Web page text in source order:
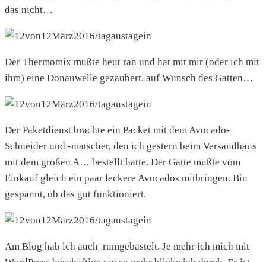
das nicht…
Der Thermomix mußte heut ran und hat mit mir (oder ich mit
ihm) eine Donauwelle gezaubert, auf Wunsch des Gatten…
Der Paketdienst brachte ein Packet mit dem Avocado-
Schneider und -matscher, den ich gestern beim Versandhaus
mit dem großen A… bestellt hatte. Der Gatte mußte vom
Einkauf gleich ein paar leckere Avocados mitbringen. Bin
gespannt, ob das gut funktioniert.
Am Blog hab ich auch rumgebastelt. Je mehr ich mich mit